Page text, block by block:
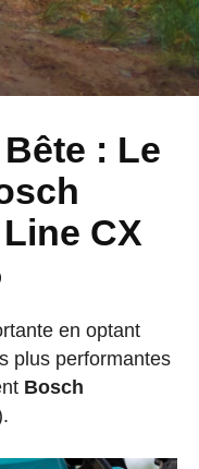
: Le
CX
en optant
plus performantes
Bosch